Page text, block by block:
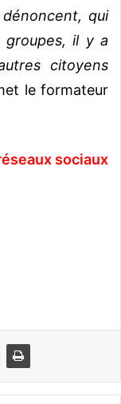
qui
groupes, il y a
citoyens
le formateur
sociaux